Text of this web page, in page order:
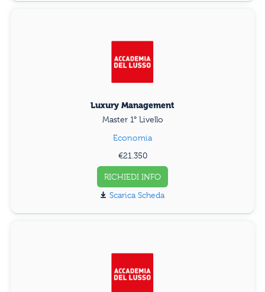
Luxury Management
Master 1° Livello
Economia
€21.350
RICHIEDI INFO
Scarica Scheda